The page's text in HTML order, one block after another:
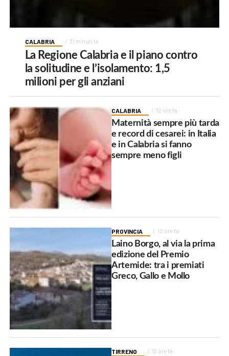
CALABRIA 31 minuti fa
La Regione Calabria e il piano contro
la solitudine e l’isolamento: 1,5
milioni per gli anziani
CALABRIA 12 ore fa
Maternità sempre più tarda
e record di cesarei: in Italia
e in Calabria si fanno
sempre meno figli
PROVINCIA 12 ore fa
Laino Borgo, al via la prima
edizione del Premio
Artemide: tra i premiati
Greco, Gallo e Mollo
TIRRENO 13 ore fa